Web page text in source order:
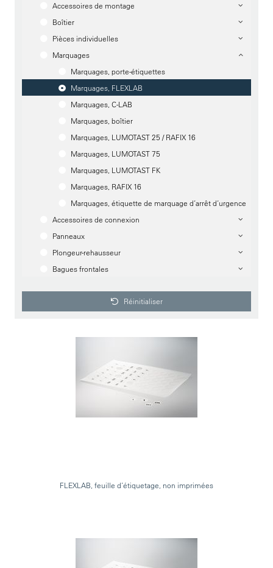
Accessoires de montage
Boîtier
Pièces individuelles
Marquages
Marquages, porte-étiquettes
Marquages, FLEXLAB
Marquages, C-LAB
Marquages, boîtier
Marquages, LUMOTAST 25 / RAFIX 16
Marquages, LUMOTAST 75
Marquages, LUMOTAST FK
Marquages, RAFIX 16
Marquages, étiquette de marquage d’arrêt d’urgence
Accessoires de connexion
Panneaux
Plongeur-rehausseur
Bagues frontales
Réinitialiser
FLEXLAB, feuille d’étiquetage, non imprimées